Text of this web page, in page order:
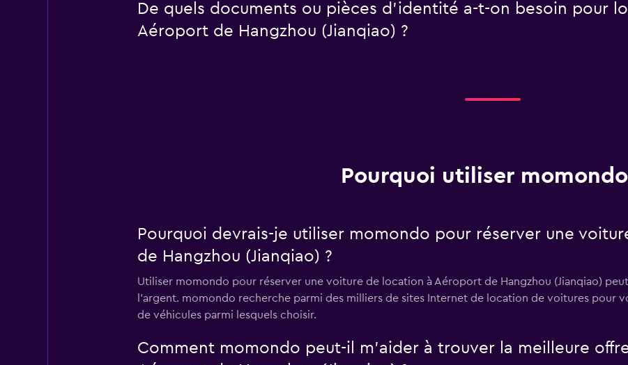
De quels documents ou pièces d'identité a-t-on besoin pour
Aéroport de Hangzhou (Jianqiao) ?
Pourquoi utiliser
Pourquoi devrais-je utiliser momondo pour réserver une
de Hangzhou (Jianqiao) ?
Utiliser momondo pour réserver une voiture de location à Aéroport de Hangzhou (Jianqiao)
l'argent. momondo recherche parmi des milliers de sites Internet de location de voitures pour
de véhicules parmi lesquels choisir.
Comment momondo peut-il m’aider à trouver la meilleure